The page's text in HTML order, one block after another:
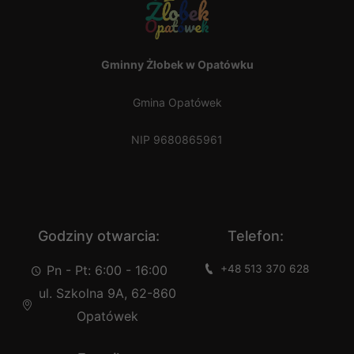
Gminny Żłobek w Opatówku
Gmina Opatówek
NIP 9680865961
Godziny otwarcia:
Pn - Pt: 6:00 - 16:00
ul. Szkolna 9A, 62-860
Opatówek
Telefon:
+48 513 370 628